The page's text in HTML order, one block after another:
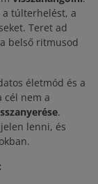
túlterhelést, a
Teret ad
belső ritmusod
életmód és a
cél nem a
.
lenni, és